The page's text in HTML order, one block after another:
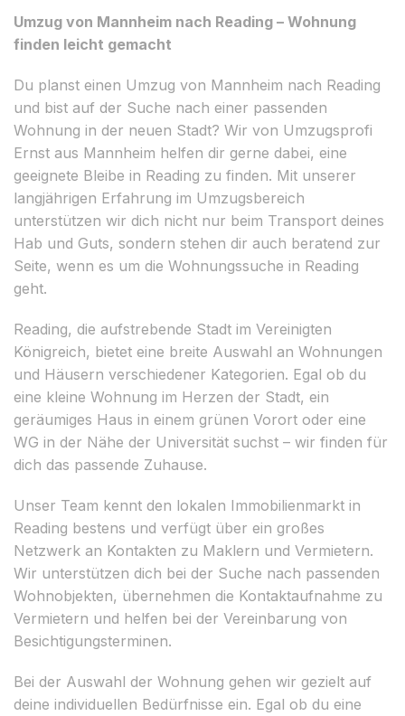
Umzug von Mannheim nach Reading – Wohnung
finden leicht gemacht
Du planst einen Umzug von Mannheim nach Reading
und bist auf der Suche nach einer passenden
Wohnung in der neuen Stadt? Wir von Umzugsprofi
Ernst aus Mannheim helfen dir gerne dabei, eine
geeignete Bleibe in Reading zu finden. Mit unserer
langjährigen Erfahrung im Umzugsbereich
unterstützen wir dich nicht nur beim Transport deines
Hab und Guts, sondern stehen dir auch beratend zur
Seite, wenn es um die Wohnungssuche in Reading
geht.
Reading, die aufstrebende Stadt im Vereinigten
Königreich, bietet eine breite Auswahl an Wohnungen
und Häusern verschiedener Kategorien. Egal ob du
eine kleine Wohnung im Herzen der Stadt, ein
geräumiges Haus in einem grünen Vorort oder eine
WG in der Nähe der Universität suchst – wir finden für
dich das passende Zuhause.
Unser Team kennt den lokalen Immobilienmarkt in
Reading bestens und verfügt über ein großes
Netzwerk an Kontakten zu Maklern und Vermietern.
Wir unterstützen dich bei der Suche nach passenden
Wohnobjekten, übernehmen die Kontaktaufnahme zu
Vermietern und helfen bei der Vereinbarung von
Besichtigungsterminen.
Bei der Auswahl der Wohnung gehen wir gezielt auf
deine individuellen Bedürfnisse ein. Egal ob du eine